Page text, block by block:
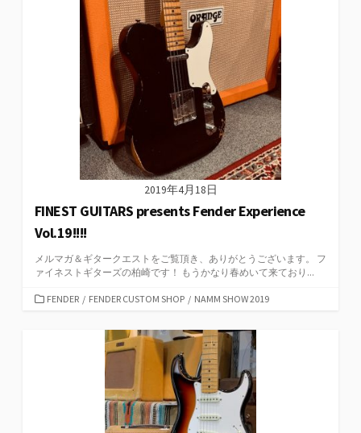
2019年4月18日
FINEST GUITARS presents Fender Experience
Vol.19!!!!
メルマガ＆ギタークエストをご覧頂き、ありがとうございます。 フ
ァイネストギターズの柏崎です！ もうかなり春めいて来ており...
カFENDER / FENDER CUSTOM SHOP / NAMM SHOW 2019